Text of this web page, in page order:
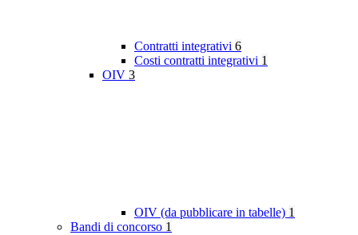
Contratti integrativi 6
Costi contratti integrativi 1
OIV 3
OIV (da pubblicare in tabelle) 1
Bandi di concorso 1